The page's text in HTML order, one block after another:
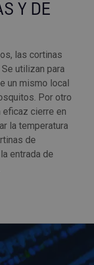
Y DE
las cortinas
utilizan para
un mismo local
Por otro
eficaz cierre en
la temperatura
de
entrada de